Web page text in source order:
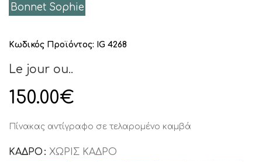
Bonnet Sophie
Κωδικός Προϊόντος: IG 4268
Le jour ou..
150.00€
Πίνακας αντίγραφο σε τελαρομένο καμβά
ΚΑΔΡΟ ΧΩΡΊΣ ΚΆΔΡΟ